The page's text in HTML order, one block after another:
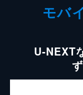
モバ
U-NEXT